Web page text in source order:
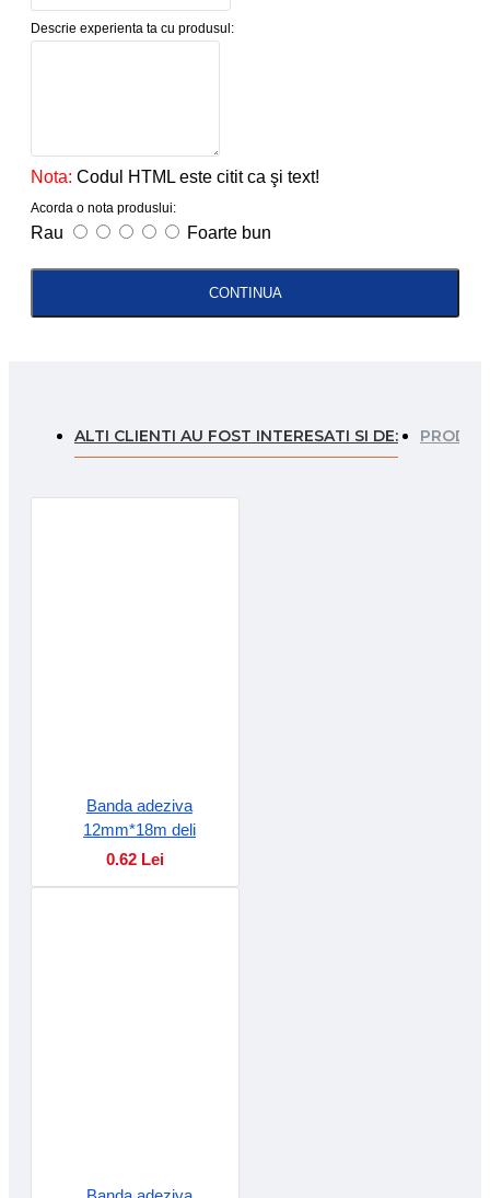
Descrie experienta ta cu produsul:
Nota: Codul HTML este citit ca şi text!
Acorda o nota produslui:
Rau Foarte bun
CONTINUA
ALTI CLIENTI AU FOST INTERESATI SI DE:
Banda adeziva
12mm*18m deli
0.62 Lei